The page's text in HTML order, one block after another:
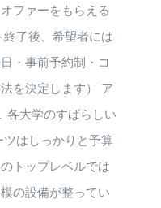
ファーをもらえる
了後、希望者には
・事前予約制・コ
を決定します） ア
各大学のすばらしい
はしっかりと予算
トップレベルでは
の設備が整ってい